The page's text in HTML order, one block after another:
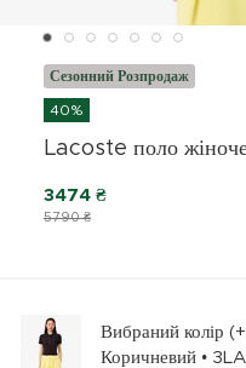
Сезонний Розпродаж
40%
Lacoste поло
5790 ₴
3474 ₴
Вибраний колір
Коричневий • 3LA